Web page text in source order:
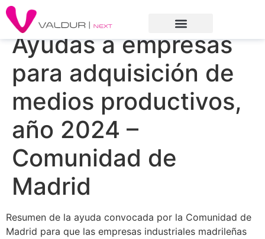
Ayudas a empresas
para adquisición de
medios productivos,
año 2024 –
Comunidad de
Madrid
Resumen de la ayuda convocada por la Comunidad de
Madrid para que las empresas industriales madrileñas